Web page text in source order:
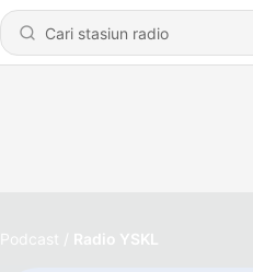
Podcast Radio YSKL